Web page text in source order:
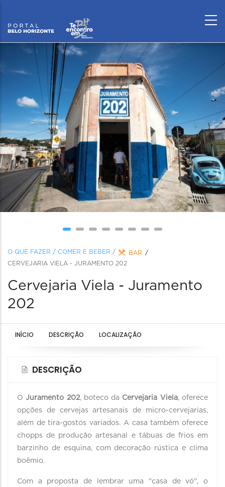
O QUE FAZER / COMER E BEBER /
BAR
CERVEJARIA VIELA - JURAMENTO 202
Cervejaria Viela - Juramento
202
INÍCIO DESCRIÇÃO LOCALIZAÇÃO
DESCRIÇÃO
OJuramento 202, boteco da Cervejaria Viela, oferece
opções de cervejas artesanais de micro-cervejarias,
além de tira-gostos variados. A casa também oferece
chopps de produção artesanal e tábuas de frios em
barzinho de esquina, com decoração rústica e clima
boêmio.
Com a proposta de lembrar uma "casa de vó", o